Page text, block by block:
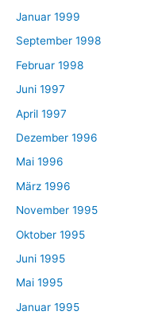
Januar 1999
September 1998
Februar 1998
Juni 1997
April 1997
Dezember 1996
Mai 1996
März 1996
November 1995
Oktober 1995
Juni 1995
Mai 1995
Januar 1995